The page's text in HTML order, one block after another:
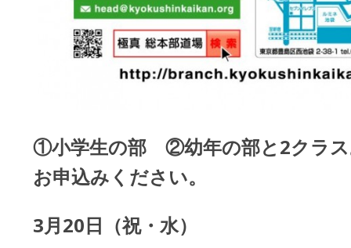
①小学生の部②幼年の部と2クラ
お申込みください。
3月20日（祝・水）